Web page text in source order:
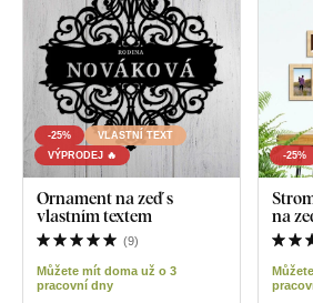
-25%
VLASTNÍ TEXT
VÝPRODEJ 🔥
Ornament na zeď s
vlastním textem
(9)
Můžete mít doma už o 3
pracovní dny
-25%
na